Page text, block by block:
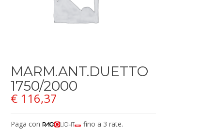
MARM.ANT.DUETTO
1750/2000
€ 116,37
Paga con
fino a 3 rate.